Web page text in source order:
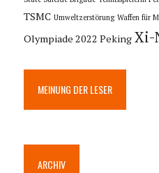
TSMC Umweltzerstörung Waffen für
Olympiade 2022 Peking Xi-
MEINUNG DER LESER
ARCHIV